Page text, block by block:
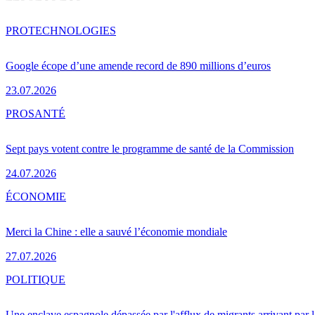
Google écope d’une amende record de 890 millions d’euros
23.07.2026
PROTECHNOLOGIES
Sept pays votent contre le programme de santé de la Commission
24.07.2026
PROSANTÉ
Merci la Chine : elle a sauvé l’économie mondiale
27.07.2026
ÉCONOMIE
POLITIQUE